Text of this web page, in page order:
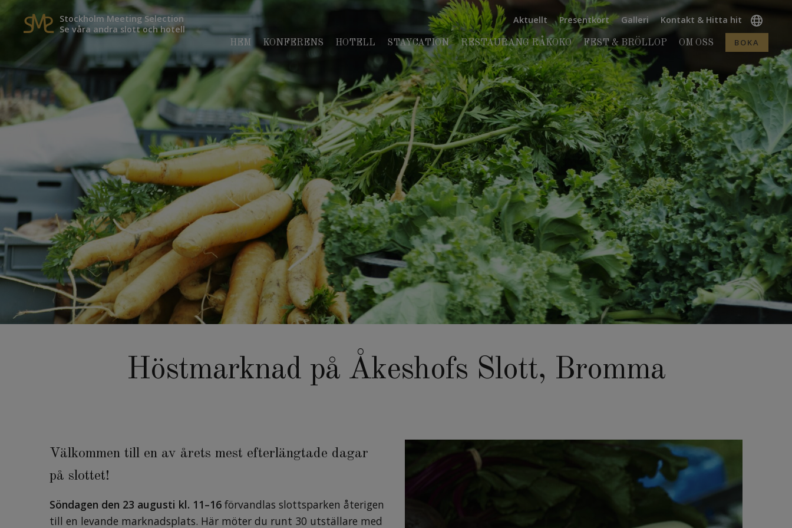
Stockholm Meeting Selection
Se våra andra slott och hotell
BOKA
HEM KONFERENS HOTELL STAYCATION RESTAURANG RÅKOKO FEST & BRÖLLOP OM OSS
Aktuellt Presentkort Galleri Kontakt & Hitta hit
Höstmarknad på Åkeshofs Slott, Bromma
Välkommen till en av årets mest efterlängtade dagar
på slottet!
Söndagen den 23 augusti kl. 11–16förvandlas slottsparken återigen
till en levande marknadsplats. Här möter du runt 30 utställare med